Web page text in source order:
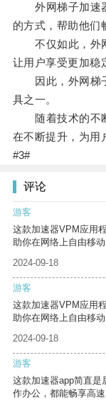
外网梯子加速器
的方式，帮助他们
不仅如此，外网
让用户享受更加稳
因此，外网梯子
具之一。
随着技术的不断
在不断提升，为用
#3#
评论
游客
这款加速器VPM应用
助你在网络上自由移动
2024-09-18
游客
这款加速器VPM应用
助你在网络上自由移动
2024-09-18
游客
这款加速器app简直是
作办公，都能畅享高